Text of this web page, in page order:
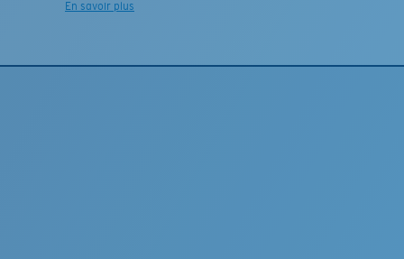
En savoir plus